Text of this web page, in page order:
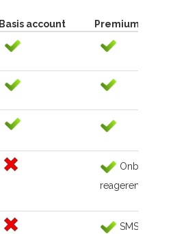
Basis account
Premium account
Onbeperkt
reageren
SMS naar de